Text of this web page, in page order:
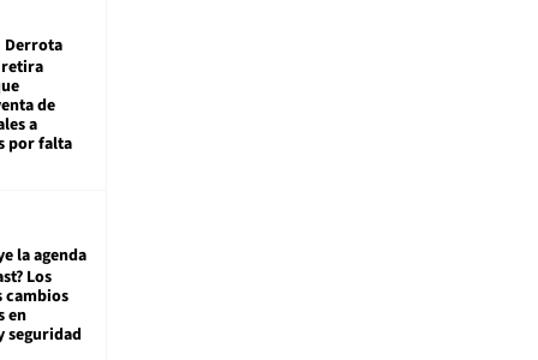
Derrota
de
a
por falta
la agenda
Los
cambios
en
seguridad